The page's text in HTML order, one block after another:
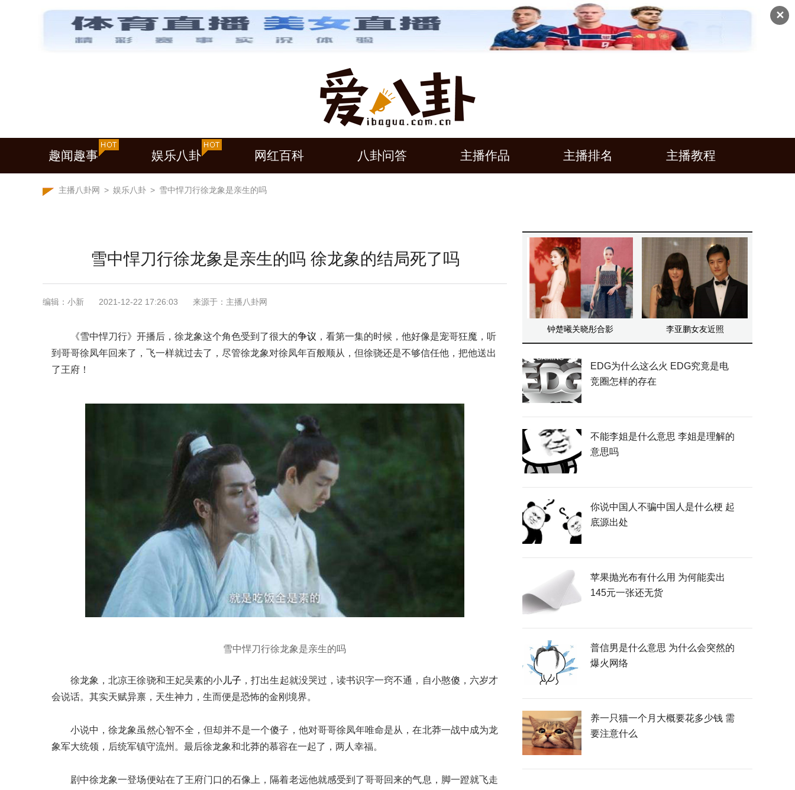
✕
趣闻趣事 娱乐八卦 网红百科 八卦问答 主播作品 主播排名 主播教程
主播八卦网 > 娱乐八卦 > 雪中悍刀行徐龙象是亲生的吗
雪中悍刀行徐龙象是亲生的吗 徐龙象的结局死了吗
编辑：小新 2021-12-22 17:26:03 来源于：主播八卦网
《雪中悍刀行》开播后，徐龙象这个角色受到了很大的争议 ，看第一集的时候，他好像是宠哥狂魔，听
到哥哥徐凤年回来了，飞一样就过去了，尽管徐龙象对徐凤年百般顺从，但徐骁还是不够信任他，把他送出
了王府！
雪中悍刀行徐龙象是亲生的吗
徐龙象，北凉王徐骁和王妃吴素的小 儿子 ，打出生起就没哭过，读书识字一窍不通，自小憨傻，六岁才
会说话。其实天赋异禀，天生神力，生而便是恐怖的金刚境界。
小说中，徐龙象虽然心智不全，但却并不是一个傻子，他对哥哥徐凤年唯命是从，在北莽一战中成为龙
象军大统领，后统军镇守流州。最后徐龙象和北莽的慕容在一起了，两人幸福。
剧中徐龙象一登场便站在了王府门口的石像上，隔着老远他就感受到了哥哥回来的气息，脚一蹬就飞走
钟楚曦关晓彤合影 李亚鹏女友近照
EDG为什么这么火 EDG究竟是电
竞圈怎样的存在
不能李姐是什么意思 李姐是理解的
意思吗
你说中国人不骗中国人是什么梗 起
底源出处
苹果抛光布有什么用 为何能卖出
145元一张还无货
普信男是什么意思 为什么会突然的
爆火网络
养一只猫一个月大概要花多少钱 需
要注意什么